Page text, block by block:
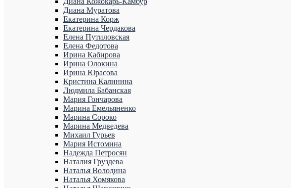
Диана Муратова
Екатерина Корж
Екатерина Чердакова
Елена Путиловская
Елена Федотова
Ирина Кабирова
Ирина Олокина
Ирина Юрасова
Кристина Калинина
Людмила Бабанская
Мария Гончарова
Марина Емельяненко
Марина Сороко
Марина Медведева
Михаил Гурьев
Мария Истомина
Надежда Петросян
Наталия Груздева
Наталья Володина
Наталья Хомякова